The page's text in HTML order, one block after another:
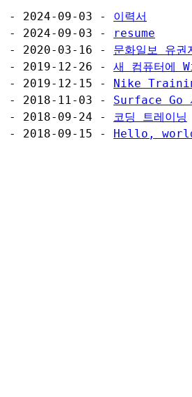
2024-09-03 - 이력서
2024-09-03 -
resume
2020-03-16 - 문화일보 유
2019-12-26 - 새 컴퓨터에
2019-12-15 - Nike
2018-11-03 - Surface Go
2018-09-24 -
코딩 트레이닝
2018-09-15 - Hello,